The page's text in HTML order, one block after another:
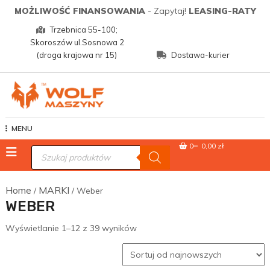
SkipMOŻLIWOŚĆ FINANSOWANIA- Zapytaj! LEASING-RATY
Trzebnica 55-100;
Skoroszów ul.Sosnowa 2
(droga krajowa nr 15)
Dostawa-kurier
MENU
Wyszukiwarka
produktów
0 0,00 zł
Home / MARKI / Weber
WEBER
Wyświetlanie 1–12 z 39 wynikówPosortowane
najnowszych